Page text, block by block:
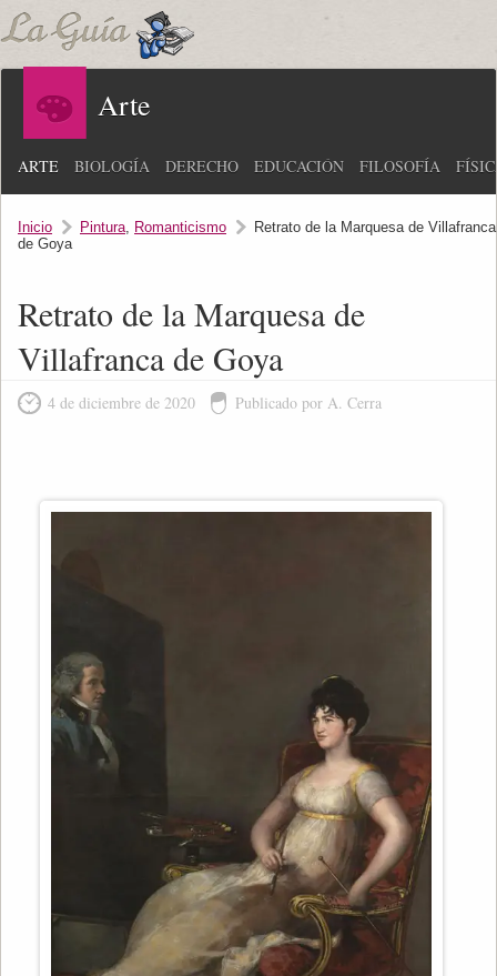
Arte
ARTE BIOLOGÍA DERECHO EDUCACIÓN FILOSOFÍA
Inicio Pintura, Romanticismo
Retrato de la Marquesa de Villafranca
de Goya
Retrato de la Marquesa de
Villafranca de Goya
4 de diciembre de 2020 Publicado por A. Cerra